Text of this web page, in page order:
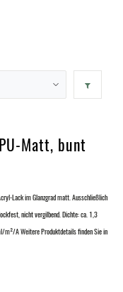
Matt, bunt
Lack im Glanzgrad matt. Ausschließlich
nicht vergilbend. Dichte: ca. 1,3
A Weitere Produktdetails finden Sie in